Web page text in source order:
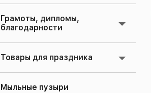
Грамоты, дипломы,
благодарности
Товары для праздника
Мыльные пузыри